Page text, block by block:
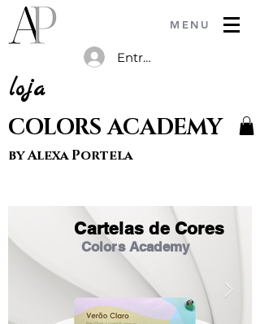
MENU
Entrar
loja
COLORS ACADEMY
by Alexa Portela
Cartelas de Cores
Colors Academy